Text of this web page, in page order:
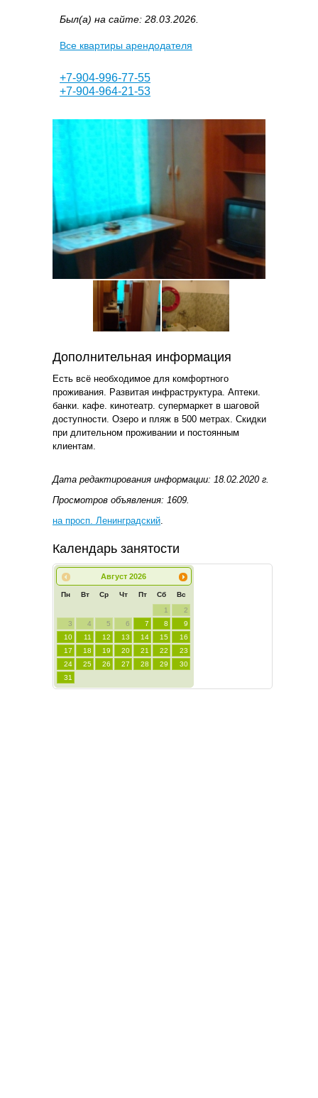
Был(а) на сайте: 28.03.2026.
Все квартиры арендодателя
+7-904-996-77-55
+7-904-964-21-53
Дополнительная информация
Есть всё необходимое для комфортного
проживания. Развитая инфраструктура. Аптеки.
банки. кафе. кинотеатр. супермаркет в шаговой
доступности. Озеро и пляж в 500 метрах. Скидки
при длительном проживании и постоянным
клиентам.
Дата редактирования информации: 18.02.2020 г.
Просмотров объявления: 1609.
на просп. Ленинградский
Календарь занятости
Август 2026
Пн Вт Ср Чт Пт Сб Вс
1
2
3
4 5 6 7 8
9
10
11 12 13 14 15
16
17
18 19 20 21 22
23
24
25 26 27 28 29
30
31